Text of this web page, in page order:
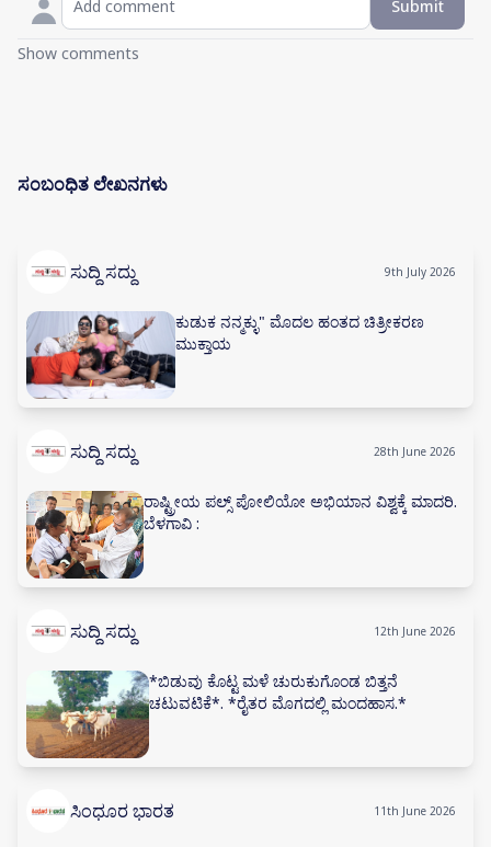
Submit
Show comments
ಸಂಬಂಧಿತ ಲೇಖನಗಳು
ಸುದ್ದಿ ಸದ್ದು 9th July 2026
ಕುಡುಕ ನನ್ಮಕ್ಳು" ಮೊದಲ ಹಂತದ ಚಿತ್ರೀಕರಣ
ಮುಕ್ತಾಯ
ಸುದ್ದಿ ಸದ್ದು 28th June 2026
ರಾಷ್ಟ್ರೀಯ ಪಲ್ಸ್ ಪೋಲಿಯೋ ಅಭಿಯಾನ ವಿಶ್ವಕ್ಕೆ ಮಾದರಿ.
ಬೆಳಗಾವಿ :
ಸುದ್ದಿ ಸದ್ದು 12th June 2026
*ಬಿಡುವು ಕೊಟ್ಟ ಮಳೆ ಚುರುಕುಗೊಂಡ ಬಿತ್ತನೆ
ಚಟುವಟಿಕೆ*. *ರೈತರ ಮೊಗದಲ್ಲಿ ಮಂದಹಾಸ.*
ಸಿಂಧೂರ ಭಾರತ 11th June 2026